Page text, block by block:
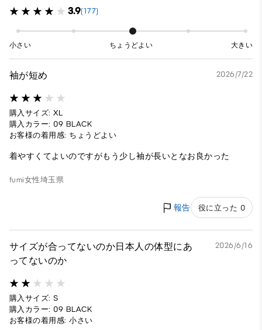
3.9(177)
小さい ちょうどよい 大きい
袖が短め 2026/7/22
購入サイズ: XL
購入カラー: 09 BLACK
お客様の着用感: ちょうどよい
着やすくてよいのですがもう少し袖が長いとなお良かった
fumi女性埼玉県
報告 役に立った 0
サイズが合ってないのか日本人の体型にあ
ってないのか
2026/6/16
購入サイズ: S
購入カラー: 09 BLACK
お客様の着用感: 小さい